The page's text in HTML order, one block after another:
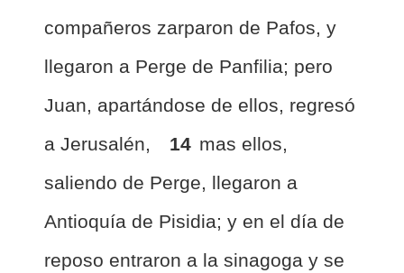
compañeros zarparon de Pafos, y
llegaron a Perge de Panfilia; pero
Juan, apartándose de ellos, regresó
a Jerusalén,
14 mas ellos,
saliendo de Perge, llegaron a
Antioquía de Pisidia; y en el día de
reposo entraron a la sinagoga y se